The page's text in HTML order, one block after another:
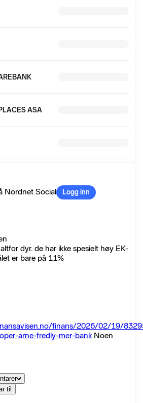
ASA
Nordnet Social
Logg inn
dyr. de har ikke spesielt høy EK-
er bare på 11%
finans/2026/02/19/
arne-fredly-mer-bankNoen
til